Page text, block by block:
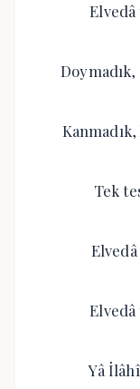
Tek
Yâ